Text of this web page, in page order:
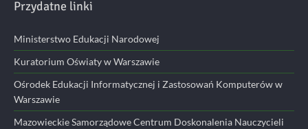
Przydatne linki
Ministerstwo Edukacji Narodowej
Kuratorium Oświaty w Warszawie
Ośrodek Edukacji Informatycznej i Zastosowań Komputerów w
Warszawie
Mazowieckie Samorządowe Centrum Doskonalenia Nauczycieli